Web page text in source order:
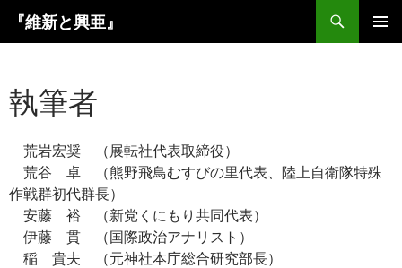
ツ
プ
『維新と興亜』
執筆者
荒岩宏奨 （展転社代表取締役）
荒谷 卓 （熊野飛鳥むすびの里代表、陸上自衛隊特殊
作戦群初代群長）
安藤 裕 （新党くにもり共同代表）
伊藤 貫 （国際政治アナリスト）
稲 貴夫 （元神社本庁総合研究部長）